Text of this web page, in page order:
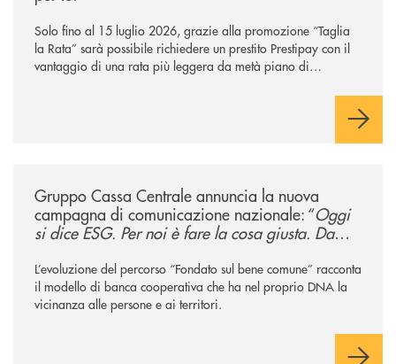
Solo fino al 15 luglio 2026, grazie alla promozione “Taglia
la Rata” sarà possibile richiedere un prestito Prestipay con il
vantaggio di una rata più leggera da metà piano di
Gruppo Cassa Centrale annuncia la nuova
campagna di comunicazione nazionale: “Oggi
si dice ESG. Per noi è fare la cosa giusta. Da
L’evoluzione del percorso “Fondato sul bene comune” racconta
il modello di banca cooperativa che ha nel proprio DNA la
vicinanza alle persone e ai territori.